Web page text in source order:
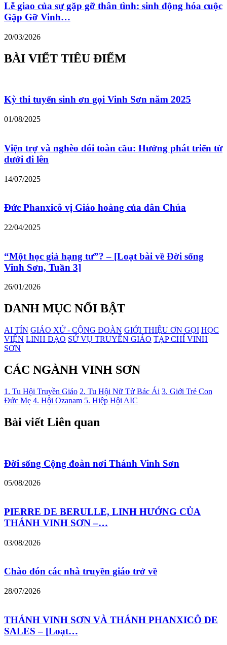
Lễ giao của sự gặp gỡ thân tình: sinh động hóa cuộc
Gặp Gỡ Vinh…
20/03/2026
BÀI VIẾT TIÊU ĐIỂM
Kỳ thi tuyển sinh ơn gọi Vinh Sơn năm 2025
01/08/2025
Viện trợ và nghèo đói toàn cầu: Hướng phát triển từ
dưới đi lên
14/07/2025
Đức Phanxicô vị Giáo hoàng của dân Chúa
22/04/2025
“Một học giả hạng tư”? – [Loạt bài về Đời sống
Vinh Sơn, Tuần 3]
26/01/2026
DANH MỤC NỔI BẬT
AI TÍN GIÁO XỨ - CỘNG ĐOÀN GIỚI THIỆU ƠN GỌI HỌC
VIỆN LINH ĐẠO SỨ VỤ TRUYỀN GIÁO TẠP CHÍ VINH
SƠN
CÁC NGÀNH VINH SƠN
1. Tu Hội Truyền Giáo 2. Tu Hội Nữ Tử Bác Ái 3. Giới Trẻ Con
Đức Mẹ 4. Hội Ozanam 5. Hiệp Hội AIC
Bài viết Liên quan
Đời sống Cộng đoàn nơi Thánh Vinh Sơn
05/08/2026
PIERRE DE BERULLE, LINH HƯỚNG CỦA
THÁNH VINH SƠN –…
03/08/2026
Chào đón các nhà truyền giáo trở về
28/07/2026
THÁNH VINH SƠN VÀ THÁNH PHANXICÔ DE
SALES – [Loạt…